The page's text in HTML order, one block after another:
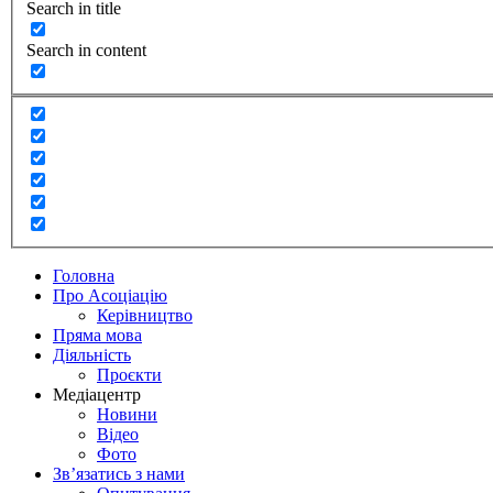
Search in title
Search in content
Головна
Про Асоціацію
Керівництво
Пряма мова
Діяльність
Проєкти
Медіацентр
Новини
Відео
Фото
Зв’язатись з нами